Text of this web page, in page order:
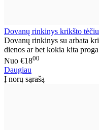
Dovanų rinkinys krikšto
Dovanų rinkinys su arbata
dienos ar bet kokia kita
Nuo €1800
Daugiau
Į norų sąrašą